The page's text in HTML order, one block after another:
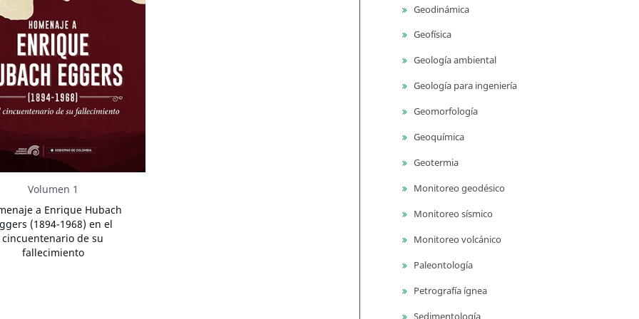
Volumen 1
a Enrique Hubach
(1894-1968) en el
cincuentenario de su
fallecimiento
Geodinámica
Geofísica
Geología ambiental
Geología para ingeniería
Geomorfología
Geoquímica
Geotermia
Monitoreo geodésico
Monitoreo sísmico
Monitoreo volcánico
Paleontología
Petrografía ígnea
Sedimentología